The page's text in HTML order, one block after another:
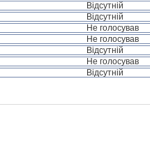
Відсутній
Відсутній
Не голосував
Не голосував
Відсутній
Не голосував
Відсутній